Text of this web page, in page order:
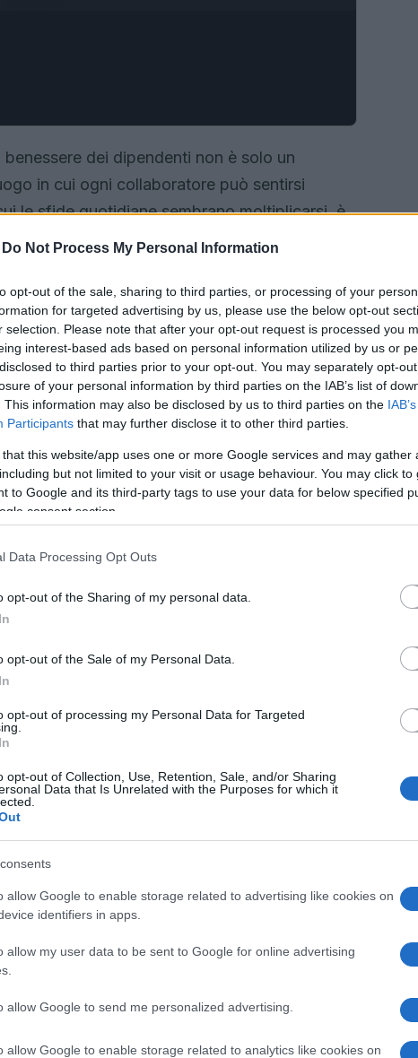
Do Not Process My Personal Information
opt-out of the sale, sharing to third parties, or processing of your
for targeted advertising by us, please use the below opt-out
selection. Please note that after your opt-out request is processed you
interest-based ads based on personal information utilized by us or
to third parties prior to your opt-out. You may separately opt-
of your personal information by third parties on the IAB’s list of
This information may also be disclosed by us to third parties on the
Participants that may further disclose it to other third parties.
that this website/app uses one or more Google services and may gather
but not limited to your visit or usage behaviour. You may click to
to Google and its third-party tags to use your data for below specified
consent section.
Data Processing Opt Outs
opt-out of the Sharing of my personal data.
opt-out of the Sale of my Personal Data.
opt-out of processing my Personal Data for Targeted
opt-out of Collection, Use, Retention, Sale, and/or Sharing
Data that Is Unrelated with the Purposes for which it
allow Google to enable storage related to advertising like cookies on
identifiers in apps.
allow my user data to be sent to Google for online advertising
allow Google to send me personalized advertising.
allow Google to enable storage related to analytics like cookies on
dei dipendenti non è solo un
in cui ogni collaboratore può sentirsi
le sfide quotidiane sembrano moltiplicarsi, è
rispondano alle necessità immediate, ma
La previdenza complementare si
e dipendenti, un’opportunità da
e ravvivare la responsabilità sociale
complementare
non stiamo solo discutendo di numeri e
di progetti di vita. Ogni dipendente ha le
previdenziale può rappresentare un passo
non è solo un beneficio individuale; è una
verso il benessere dei propri collaboratori.
anche alleggerire l’onere della gestione
Questo non solo consente di risparmiare sui
fiscali significativi. Ma cosa significa
investire in un futuro più luminoso per la
e di rispetto reciproco.